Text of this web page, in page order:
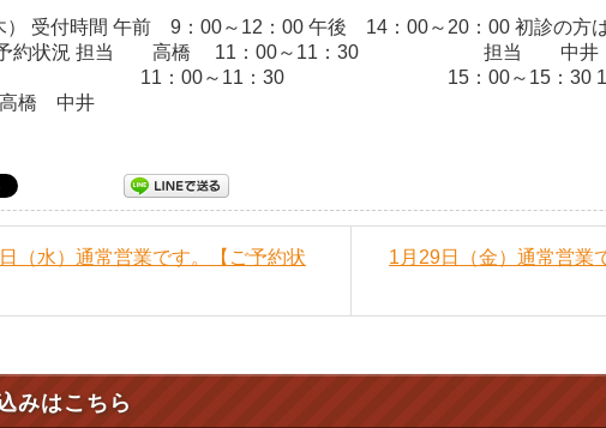
） 受付時間 午前 9：00～12：00 午後 14：00～20：00 初診の方
予約状況 担当 高橋 11：00～11：30 担当 中井
00～11：30 15：00～15：30 18:00～
高橋 中井
（水）通常営業です。【ご予約状
1月29日（金）通常営業
みはこちら